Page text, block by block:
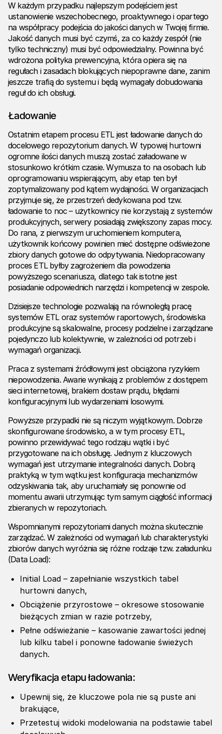
W każdym przypadku najlepszym podejściem jest
ustanowienie wszechobecnego, proaktywnego i opartego
na współpracy podejścia do jakości danych w Twojej firmie.
Jakość danych musi być czymś, za co każdy zespół (nie
tylko techniczny) musi być odpowiedzialny. Powinna być
wdrożona polityka prewencyjna, która opiera się na
regułach i zasadach blokujących niepoprawne dane, zanim
jeszcze trafią do systemu i będą wymagały dobudowania
reguł do ich obsługi.
Ładowanie
Ostatnim etapem procesu ETL jest ładowanie danych do
docelowego repozytorium danych. W typowej hurtowni
ogromne ilości danych muszą zostać załadowane w
stosunkowo krótkim czasie. Wymusza to na osobach lub
oprogramowaniu wspierającym, aby etap ten był
zoptymalizowany pod kątem wydajności. W organizacjach
przyjmuje się, że przestrzeń dedykowana pod tzw.
ładowanie to noc – użytkownicy nie korzystają z systemów
produkcyjnych, serwery posiadają zwiększony zapas mocy.
Do rana, z pierwszym uruchomieniem komputera,
użytkownik końcowy powinien mieć dostępne odświeżone
zbiory danych gotowe do odpytywania. Niedopracowany
proces ETL byłby zagrożeniem dla powodzenia
powyższego scenariusza, dlatego tak istotne jest
posiadanie odpowiednich narzędzi i kompetencji w zespole.
Dzisiejsze technologie pozwalają na równoległą pracę
systemów ETL oraz systemów raportowych, środowiska
produkcyjne są skalowalne, procesy podzielne i zarządzane
pojedynczo lub kolektywnie, w zależności od potrzeb i
wymagań organizacji.
Praca z systemami źródłowymi jest obciążona ryzykiem
niepowodzenia. Awarie wynikają z problemów z dostępem
sieci internetowej, brakiem dostaw prądu, błędami
konfiguracyjnymi lub wydarzeniami losowymi.
Powyższe przypadki nie są niczym wyjątkowym. Dobrze
skonfigurowane środowisko, a w tym procesy ETL,
powinno przewidywać tego rodzaju wątki i być
przygotowane na ich obsługę. Jednym z kluczowych
wymagań jest utrzymanie integralności danych. Dobrą
praktyką w tym wątku jest konfiguracja mechanizmów
odzyskiwania tak, aby uruchamiały się ponownie od
momentu awarii utrzymując tym samym ciągłość informacji
zbieranych w repozytoriach.
Wspomnianymi repozytoriami danych można skutecznie
zarządzać. W zależności od wymagań lub charakterystyki
zbiorów danych wyróżnia się różne rodzaje tzw. załadunku
(Data Load):
Initial Load – zapełnianie wszystkich tabel
hurtowni danych,
Obciążenie przyrostowe – okresowe stosowanie
bieżących zmian w razie potrzeby,
Pełne odświeżanie – kasowanie zawartości jednej
lub kilku tabel i ponowne ładowanie świeżych
danych.
Weryfikacja etapu ładowania:
Upewnij się, że kluczowe pola nie są puste ani
brakujące,
Przetestuj widoki modelowania na podstawie tabel